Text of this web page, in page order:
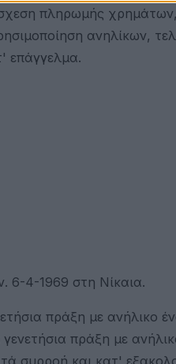
πληρωμής
ανηλίκων,
επάγγελμα.
6-4-1969 στη Νίκαια.
πράξη με ανήλικο
πράξη με
συρροή και κατ'